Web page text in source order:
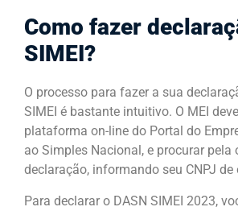
Como fazer
SIMEI?
O processo para fazer a sua
SIMEI é bastante intuitivo. O MEI
plataforma on-line do Portal do
ao Simples Nacional, e procurar pela
declaração, informando seu CNPJ de
Para declarar o DASN SIMEI 2023,